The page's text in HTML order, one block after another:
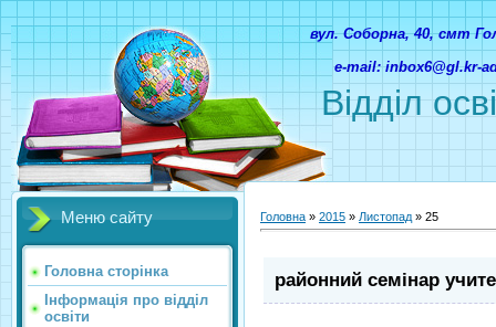
Відділ
вул. Соборна, 40, смт
e-mail: inbox6@gl.kr-
Меню сайту
Головна сторінка
Інформація про відділ
освіти
Головна » 2015 » Листопад » 25
районний семінар